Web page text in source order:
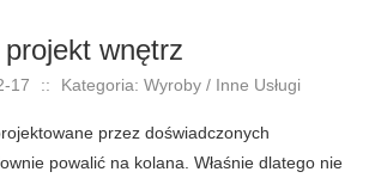
wnętrz
17 :: Kategoria: Wyroby / Inne Usługi
przez doświadczonych
powalić na kolana. Właśnie dlatego nie